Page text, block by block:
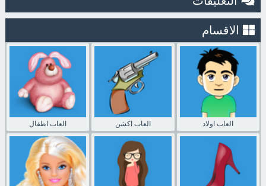
الاقسام
العاب اطفال العاب اكشن العاب اولاد